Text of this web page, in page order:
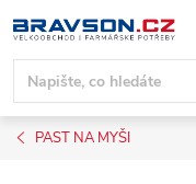
na
obsah
PAST NA MYŠI